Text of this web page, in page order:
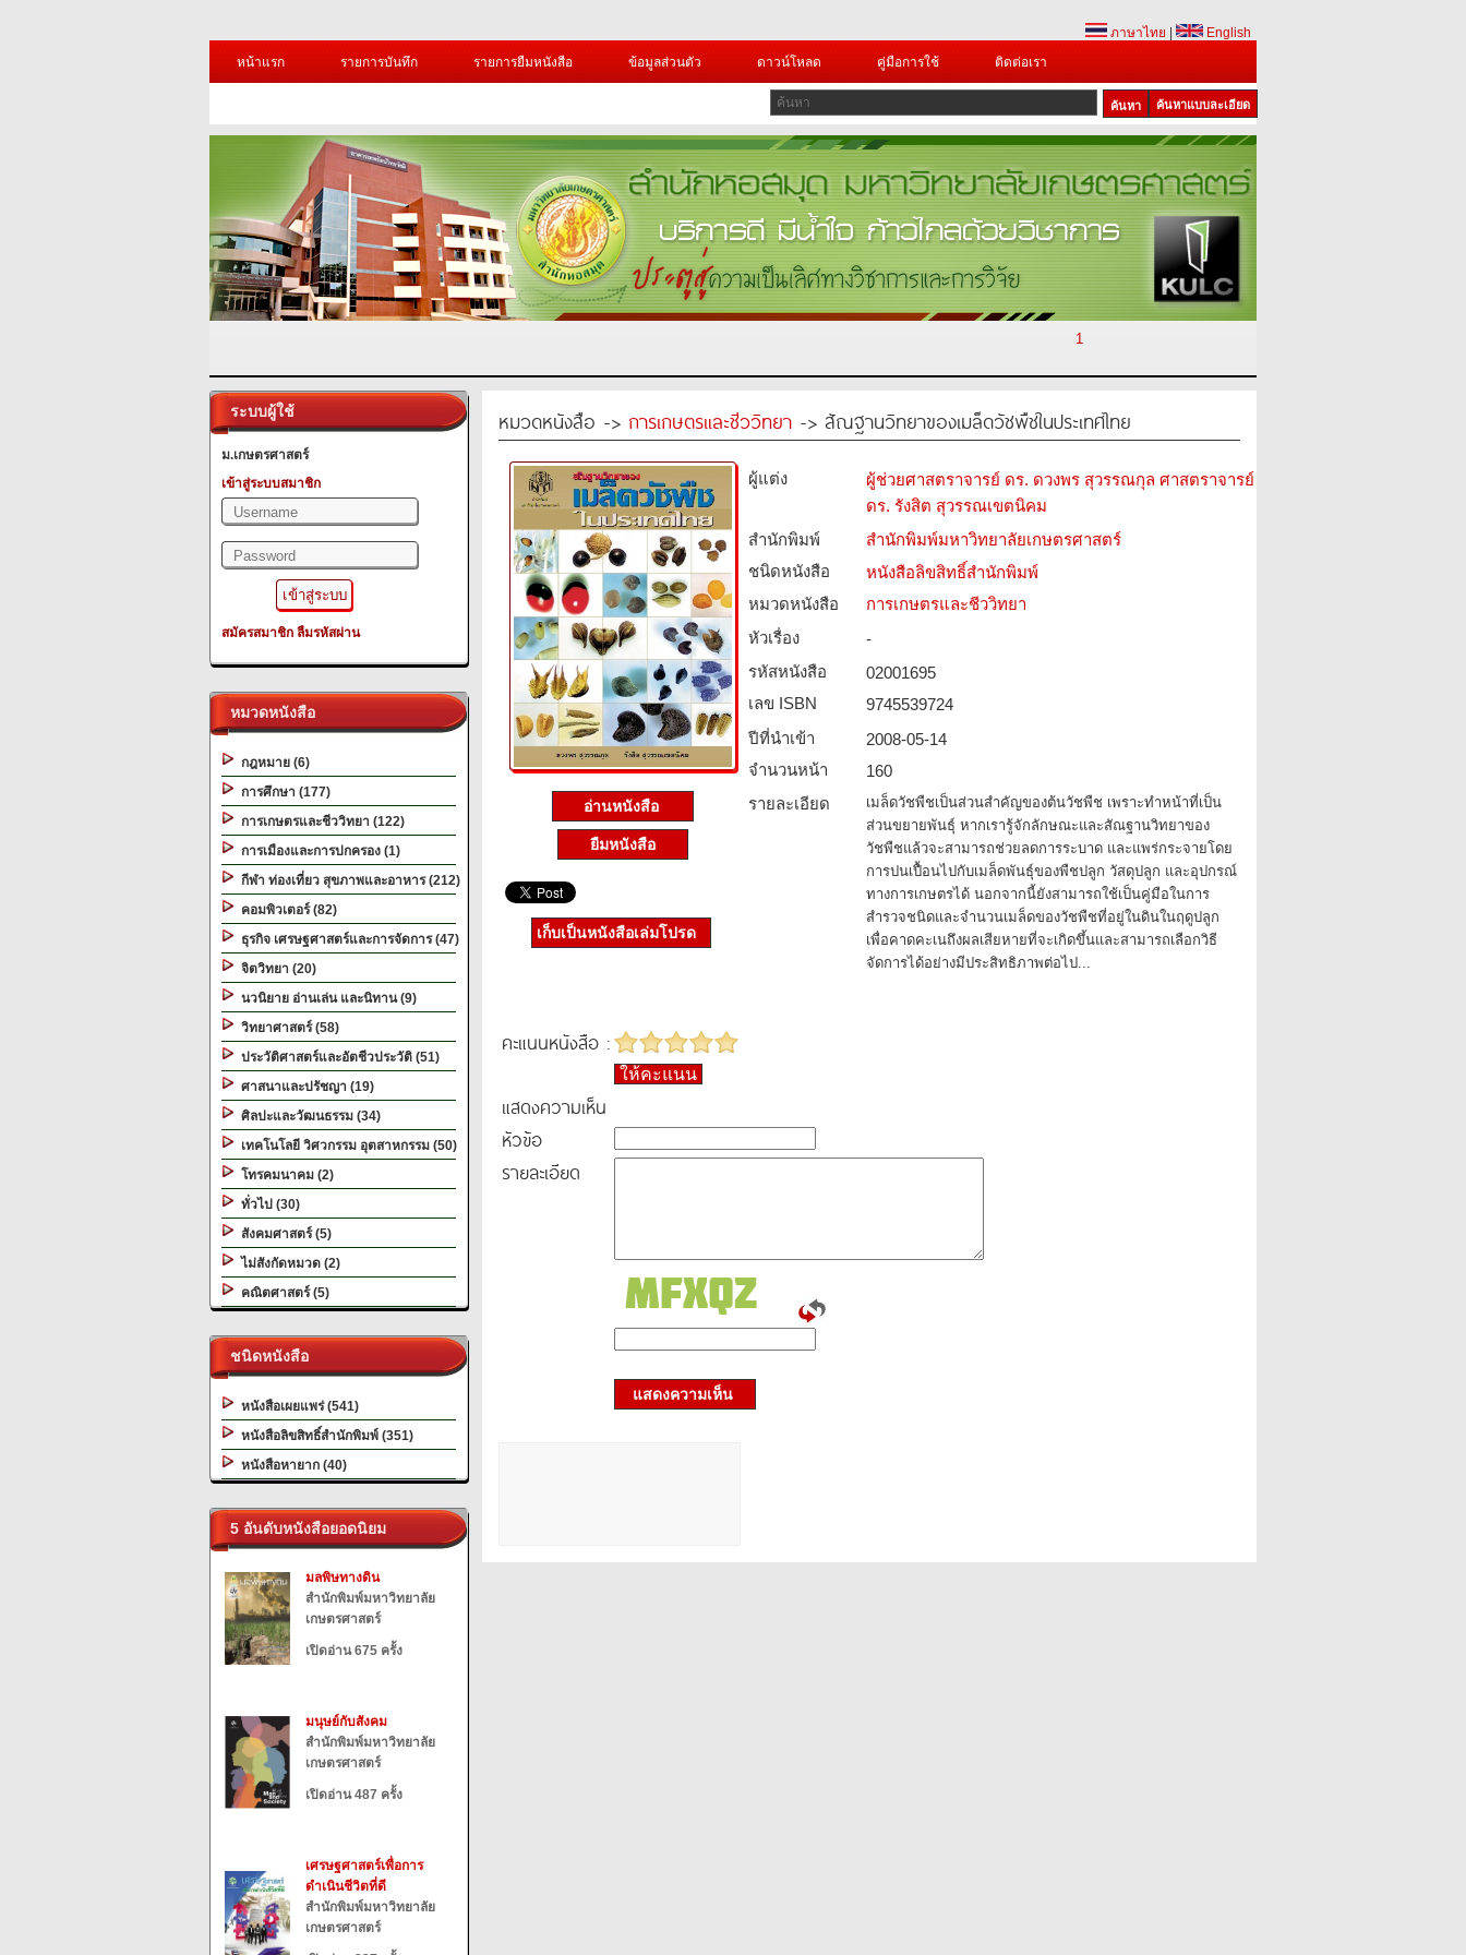
ภาษาไทย
English
หน้าแรก
รายการบันทึก รายการยืมหนังสือ ข้อมูลส่วนตัว ดาวน์โหลด คู่มือการใช้ ติดต่อเรา
ค้นหาแบบละเอียด
1
ระบบผู้ใช้
ม.เกษตรศาสตร์
เข้าสู่ระบบสมาชิก
สมัครสมาชิก ลืมรหัสผ่าน
หมวดหนังสือ
กฎหมาย (6)
การศึกษา (177)
การเกษตรและชีววิทยา (122)
การเมืองและการปกครอง (1)
กีฬา ท่องเที่ยว สุขภาพและอาหาร (212)
คอมพิวเตอร์ (82)
ธุรกิจ เศรษฐศาสตร์และการจัดการ (47)
จิตวิทยา (20)
นวนิยาย อ่านเล่น และนิทาน (9)
วิทยาศาสตร์ (58)
ประวัติศาสตร์และอัตชีวประวัติ (51)
ศาสนาและปรัชญา (19)
ศิลปะและวัฒนธรรม (34)
เทคโนโลยี วิศวกรรม อุตสาหกรรม (50)
โทรคมนาคม (2)
ทั่วไป (30)
สังคมศาสตร์ (5)
ไม่สังกัดหมวด (2)
คณิตศาสตร์ (5)
ชนิดหนังสือ
หนังสือเผยแพร่ (541)
หนังสือลิขสิทธิ์สำนักพิมพ์ (351)
หนังสือหายาก (40)
5 อันดับหนังสือยอดนิยม
มลพิษทางดิน
สำนักพิมพ์มหาวิทยาลัย
เกษตรศาสตร์
เปิดอ่าน 675 ครั้ง
มนุษย์กับสังคม
สำนักพิมพ์มหาวิทยาลัย
เกษตรศาสตร์
เปิดอ่าน 487 ครั้ง
เศรษฐศาสตร์เพื่อการ
ดำเนินชีวิตที่ดี
สำนักพิมพ์มหาวิทยาลัย
เกษตรศาสตร์
หมวดหนังสือ -> การเกษตรและชีววิทยา -> สัณฐานวิทยาของเมล็ดวัชพืชในประเทศไทย
อ่านหนังสือ
ยืมหนังสือ
ผู้แต่ง
ผู้ช่วยศาสตราจารย์ ดร. ดวงพร สุวรรณกุล ศาสตราจารย์
ดร. รังสิต สุวรรณเขตนิคม
สำนักพิมพ์
สำนักพิมพ์มหาวิทยาลัยเกษตรศาสตร์
ชนิดหนังสือ­
หนังสือลิขสิทธิ์สำนักพิมพ์
หมวดหนังสือ­
การเกษตรและชีววิทยา
หัวเรื่อง
-
รหัสหนังสือ­
02001695
เลข ISBN
9745539724
ปีที่นำเข้า
2008-05-14
จำนวนหน้า
160
รายละเอียด
เมล็ดวัชพืชเป็นส่วนสำคัญของต้นวัชพืช เพราะทำหน้าที่เป็น
ส่วนขยายพันธุ์ หากเรารู้จักลักษณะและสัณฐานวิทยาของ
วัชพืชแล้วจะสามารถช่วยลดการระบาด และแพร่กระจายโดย
การปนเปื้อนไปกับเมล็ดพันธุ์ของพืชปลูก วัสดุปลูก และอุปกรณ์
ทางการเกษตรได้ นอกจากนี้ยังสามารถใช้เป็นคู่มือในการ
สำรวจชนิดและจำนวนเมล็ดของวัชพืชที่อยู่ในดินในฤดูปลูก
เพื่อคาดคะเนถึงผลเสียหายที่จะเกิดขึ้นและสามารถเลือกวิธี
จัดการได้อย่างมีประสิทธิภาพต่อไป...
เก็บเป็นหนังสือเล่มโปรด
คะแนนหนังสือ :
ให้คะแนน
แสดงความเห็น
หัวข้อ
รายละเอียด
แสดงความเห็น